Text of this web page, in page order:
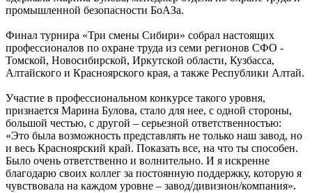
промышленной безопасности БоАЗа.
Финал турнира «Три смены Сибири» собрал настоящих
профессионалов по охране труда из семи регионов СФО -
Томской, Новосибирской, Иркутской области, Кузбасса,
Алтайского и Красноярского края, а также Республики Алтай.
Участие в профессиональном конкурсе такого уровня,
признается Марина Булова, стало для нее, с одной стороны,
большой честью, с другой – серьезной ответственностью:
«Это была возможность представлять не только наш завод, но
и весь Красноярский край. Показать все, на что ты способен.
Было очень ответственно и волнительно. И я искренне
благодарю своих коллег за постоянную поддержку, которую я
чувствовала на каждом уровне – завод/дивизион/компания».